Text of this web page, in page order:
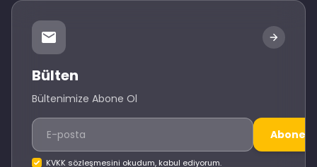
Bülten
Bültenimize Abone Ol
Abone
KVKK sözleşmesini okudum, kabul ediyorum.